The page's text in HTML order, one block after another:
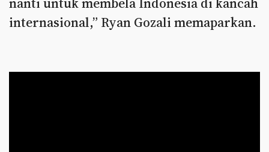
internasional,” Ryan Gozali memaparkan.